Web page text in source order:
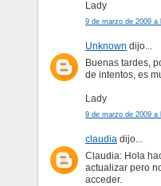
Lady
9 de marzo de 2009 a
Unknown dijo...
Buenas tardes,
de intentos, es
Lady
9 de marzo de 2009 a
claudia dijo...
Claudia: Hola
actualizar pero
acceder.